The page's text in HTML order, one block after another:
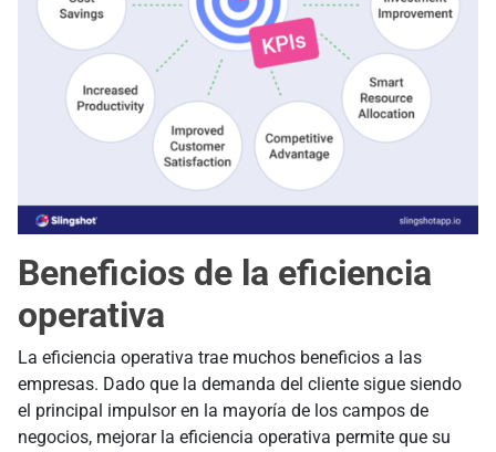
Beneficios de la eficiencia
operativa
La eficiencia operativa trae muchos beneficios a las
empresas. Dado que la demanda del cliente sigue siendo
el principal impulsor en la mayoría de los campos de
negocios, mejorar la eficiencia operativa permite que su